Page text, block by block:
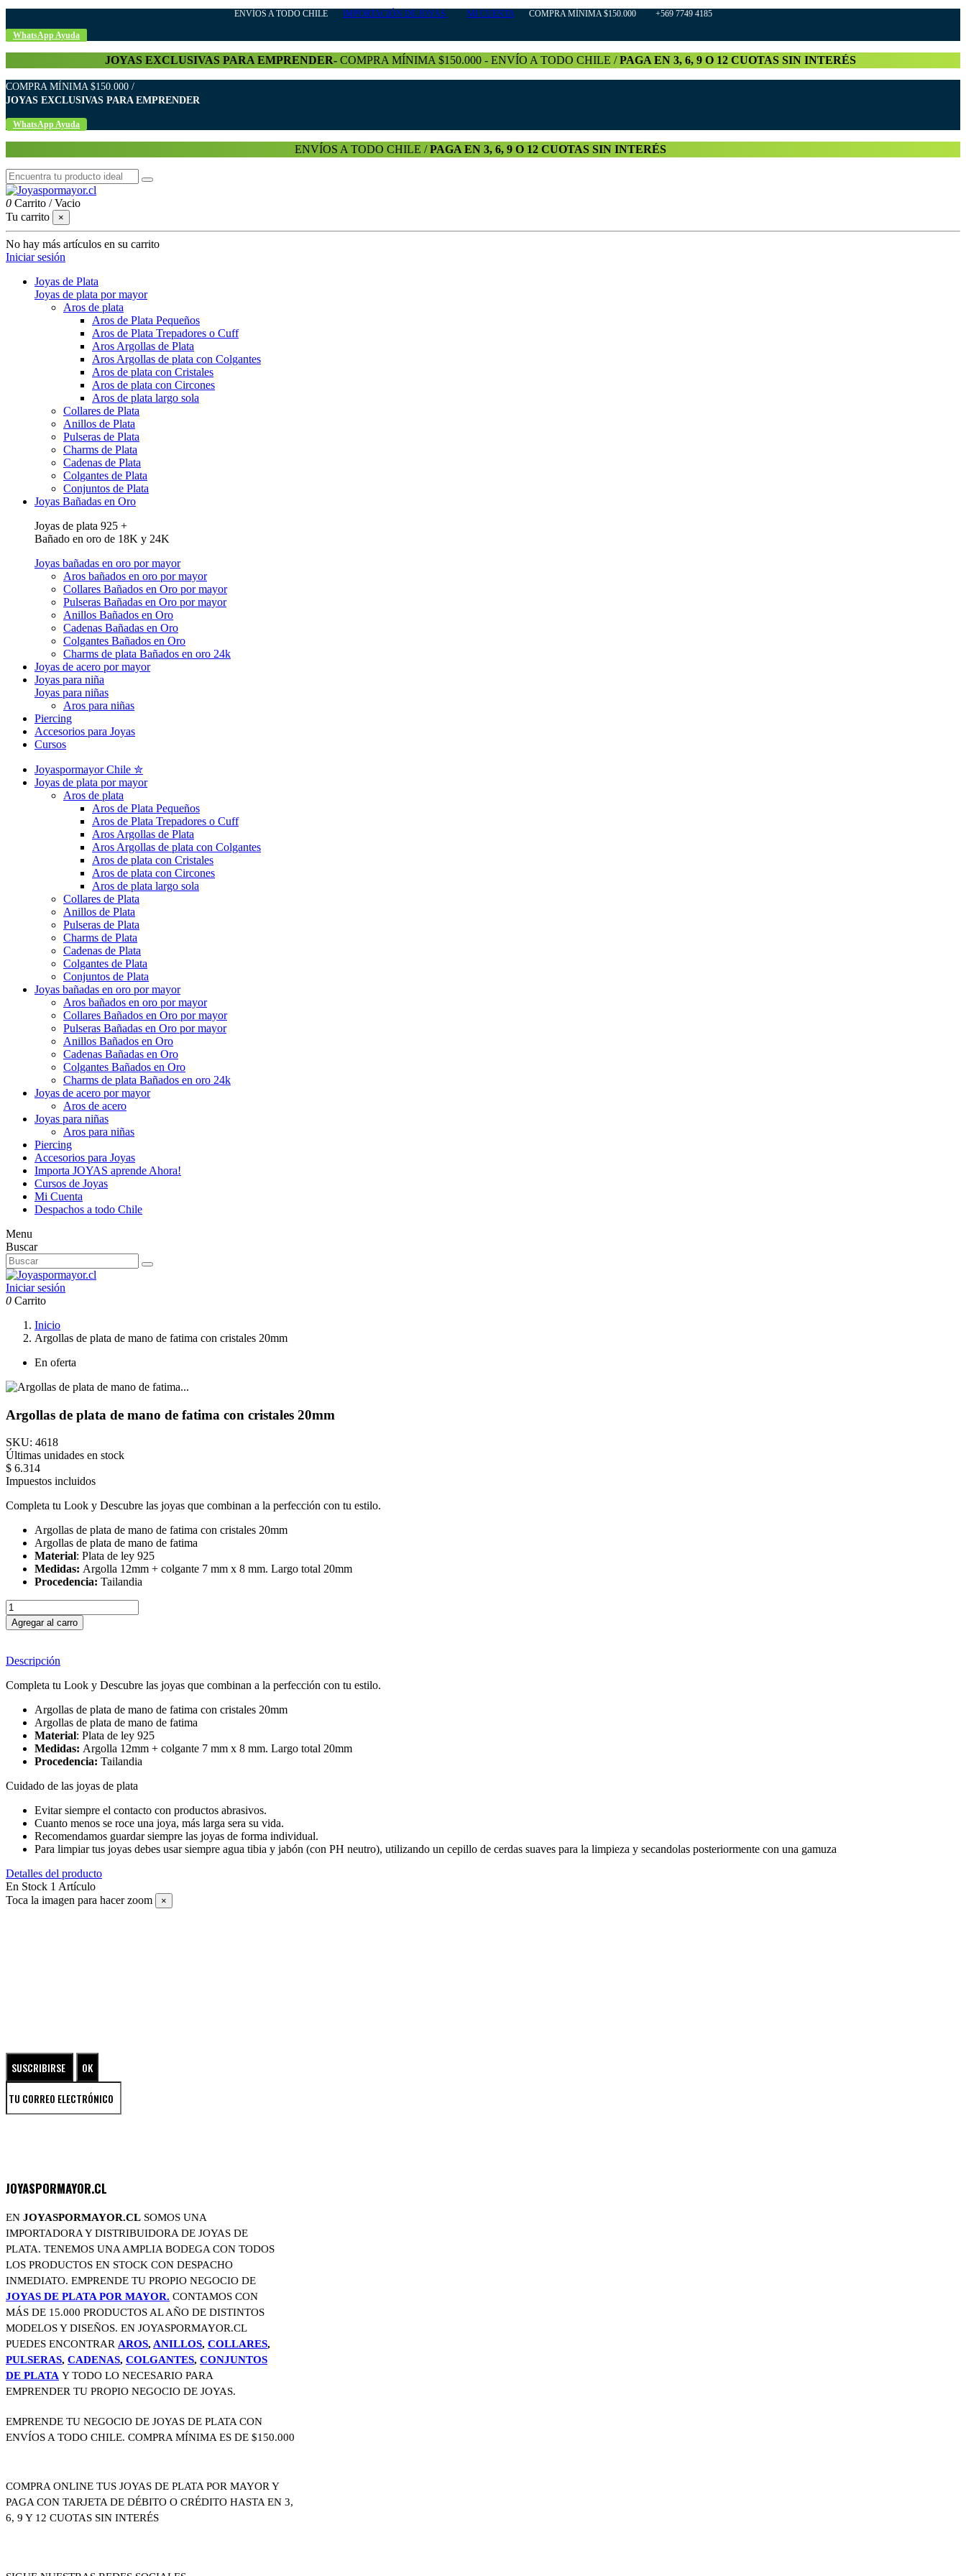
ENVÍOS A TODO CHILE IMPORTACIÓN DE JOYAS MI CUENTACOMPRA MÍNIMA $150.000 +569 7749 4185
WhatsApp Ayuda
JOYAS EXCLUSIVAS PARA EMPRENDER- COMPRA MÍNIMA $150.000 - ENVÍO A TODO CHILE /PAGA EN 3, 6, 9 O 12 CUOTAS SIN INTERÉS
COMPRA MÍNIMA $150.000 /
JOYAS EXCLUSIVAS PARA EMPRENDER
WhatsApp Ayuda
ENVÍOS A TODO CHILE /PAGA EN 3, 6, 9 O 12 CUOTAS SIN INTERÉS
0 Carrito /Vacio
Tu carrito
×
No hay más artículos en su carrito
Iniciar sesión
Joyas de Plata
Joyas de plata por mayor
Aros de plata
Aros de Plata Pequeños
Aros de Plata Trepadores o Cuff
Aros Argollas de Plata
Aros Argollas de plata con Colgantes
Aros de plata con Cristales
Aros de plata con Circones
Aros de plata largo sola
Collares de Plata
Anillos de Plata
Pulseras de Plata
Charms de Plata
Cadenas de Plata
Colgantes de Plata
Conjuntos de Plata
Joyas Bañadas en Oro
Joyas de plata 925 +
Bañado en oro de 18K y 24K
Joyas bañadas en oro por mayor
Aros bañados en oro por mayor
Collares Bañados en Oro por mayor
Pulseras Bañadas en Oro por mayor
Anillos Bañados en Oro
Cadenas Bañadas en Oro
Colgantes Bañados en Oro
Charms de plata Bañados en oro 24k
Joyas de acero por mayor
Joyas para niña
Joyas para niñas
Aros para niñas
Piercing
Accesorios para Joyas
Cursos
Joyaspormayor Chile ✮
Joyas de plata por mayor
Aros de plata
Aros de Plata Pequeños
Aros de Plata Trepadores o Cuff
Aros Argollas de Plata
Aros Argollas de plata con Colgantes
Aros de plata con Cristales
Aros de plata con Circones
Aros de plata largo sola
Collares de Plata
Anillos de Plata
Pulseras de Plata
Charms de Plata
Cadenas de Plata
Colgantes de Plata
Conjuntos de Plata
Joyas bañadas en oro por mayor
Aros bañados en oro por mayor
Collares Bañados en Oro por mayor
Pulseras Bañadas en Oro por mayor
Anillos Bañados en Oro
Cadenas Bañadas en Oro
Colgantes Bañados en Oro
Charms de plata Bañados en oro 24k
Joyas de acero por mayor
Aros de acero
Joyas para niñas
Aros para niñas
Piercing
Accesorios para Joyas
Importa JOYAS aprende Ahora!
Cursos de Joyas
Mi Cuenta
Despachos a todo Chile
Menu
Buscar
Iniciar sesión
0 Carrito
Inicio
Argollas de plata de mano de fatima con cristales 20mm
En oferta
Argollas de plata de mano de fatima con cristales 20mm
SKU: 4618
Últimas unidades en stock
$ 6.314
Impuestos incluidos
Completa tu Look y Descubre las joyas que combinan a la perfección con tu estilo.
Argollas de plata de mano de fatima con cristales 20mm
Argollas de plata de mano de fatima
Material: Plata de ley 925
Medidas: Argolla 12mm + colgante 7 mm x 8 mm. Largo total 20mm
Procedencia: Tailandia
Agregar al carro
Descripción
Completa tu Look y Descubre las joyas que combinan a la perfección con tu estilo.
Argollas de plata de mano de fatima con cristales 20mm
Argollas de plata de mano de fatima
Material: Plata de ley 925
Medidas: Argolla 12mm + colgante 7 mm x 8 mm. Largo total 20mm
Procedencia: Tailandia
Cuidado de las joyas de plata
Evitar siempre el contacto con productos abrasivos.
Cuanto menos se roce una joya, más larga sera su vida.
Recomendamos guardar siempre las joyas de forma individual.
Para limpiar tus joyas debes usar siempre agua tibia y jabón (con PH neutro), utilizando un cepillo de cerdas suaves para la limpieza y secandolas posteriormente con una gamuza
Detalles del producto
En Stock 1 Artículo
Toca la imagen para hacer zoom
×
JOYASPORMAYOR.CL
EN JOYASPORMAYOR.CL SOMOS UNA
IMPORTADORA Y DISTRIBUIDORA DE JOYAS DE
PLATA. TENEMOS UNA AMPLIA BODEGA CON TODOS
LOS PRODUCTOS EN STOCK CON DESPACHO
INMEDIATO. EMPRENDE TU PROPIO NEGOCIO DE
JOYAS DE PLATA POR MAYOR. CONTAMOS CON
MÁS DE 15.000 PRODUCTOS AL AÑO DE DISTINTOS
MODELOS Y DISEÑOS. EN JOYASPORMAYOR.CL
PUEDES ENCONTRAR AROS,ANILLOS, COLLARES,
PULSERAS, CADENAS, COLGANTES, CONJUNTOS
DE PLATA Y TODO LO NECESARIO PARA
EMPRENDER TU PROPIO NEGOCIO DE JOYAS.
EMPRENDE TU NEGOCIO DE JOYAS DE PLATA CON
ENVÍOS A TODO CHILE. COMPRA MÍNIMA ES DE $150.000
COMPRA ONLINE TUS JOYAS DE PLATA POR MAYOR Y
PAGA CON TARJETA DE DÉBITO O CRÉDITO HASTA EN 3,
6, 9 Y 12 CUOTAS SIN INTERÉS